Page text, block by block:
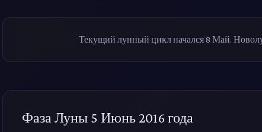
Текущий лунный цикл начался 8 Май.
Фаза Луны 5 Июнь 2016 года